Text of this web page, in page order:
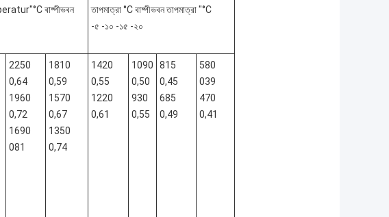
বাষ্পীভবন
তাপমাত্রা °C বাষ্পীভবন তাপমাত্রা "°C
-৫ -১০ -১৫ -২০
2250
0,64
1960
0,72
1690
081
1810
0,59
1570
0,67
1350
0,74
1420
0,55
1220
0,61
1090
0,50
930
0,55
815
0,45
685
0,49
580
039
470
0,41